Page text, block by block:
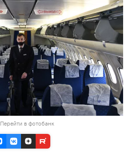
Перейти в фотобанк